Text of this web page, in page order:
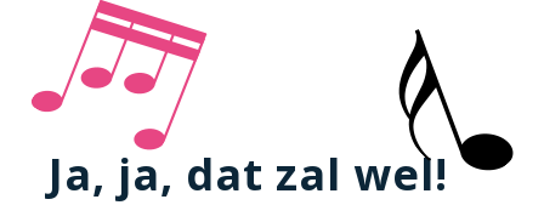
Ja, ja, dat zal wel!